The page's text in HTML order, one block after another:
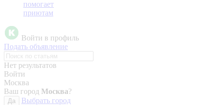
помогает
приютам
Войти в профиль
Подать объявление
Нет результатов
Войти
Москва
Ваш город Москва?
Да
Выбрать город